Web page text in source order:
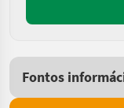
Fontos